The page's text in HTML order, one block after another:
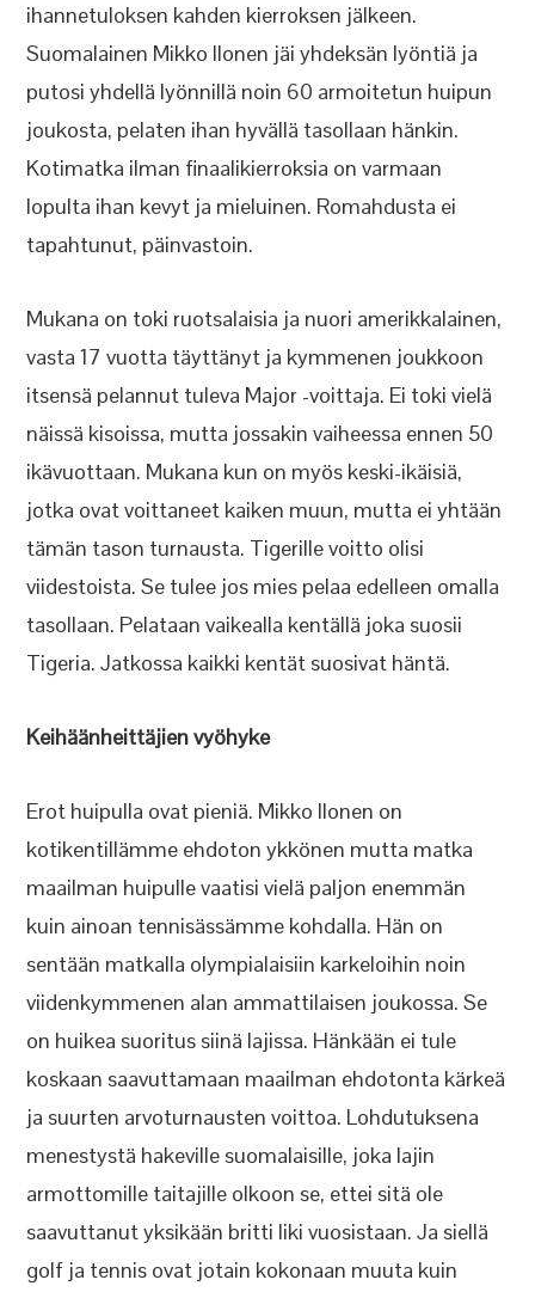
ihannetuloksen kahden kierroksen jälkeen.
Suomalainen Mikko Ilonen jäi yhdeksän lyöntiä ja
putosi yhdellä lyönnillä noin 60 armoitetun huipun
joukosta, pelaten ihan hyvällä tasollaan hänkin.
Kotimatka ilman finaalikierroksia on varmaan
lopulta ihan kevyt ja mieluinen. Romahdusta ei
tapahtunut, päinvastoin.
Mukana on toki ruotsalaisia ja nuori amerikkalainen,
vasta 17 vuotta täyttänyt ja kymmenen joukkoon
itsensä pelannut tuleva Major -voittaja. Ei toki vielä
näissä kisoissa, mutta jossakin vaiheessa ennen 50
ikävuottaan. Mukana kun on myös keski-ikäisiä,
jotka ovat voittaneet kaiken muun, mutta ei yhtään
tämän tason turnausta. Tigerille voitto olisi
viidestoista. Se tulee jos mies pelaa edelleen omalla
tasollaan. Pelataan vaikealla kentällä joka suosii
Tigeria. Jatkossa kaikki kentät suosivat häntä.
Keihäänheittäjien vyöhyke
Erot huipulla ovat pieniä. Mikko Ilonen on
kotikentillämme ehdoton ykkönen mutta matka
maailman huipulle vaatisi vielä paljon enemmän
kuin ainoan tennisässämme kohdalla. Hän on
sentään matkalla olympialaisiin karkeloihin noin
viidenkymmenen alan ammattilaisen joukossa. Se
on huikea suoritus siinä lajissa. Hänkään ei tule
koskaan saavuttamaan maailman ehdotonta kärkeä
ja suurten arvoturnausten voittoa. Lohdutuksena
menestystä hakeville suomalaisille, joka lajin
armottomille taitajille olkoon se, ettei sitä ole
saavuttanut yksikään britti liki vuosistaan. Ja siellä
golf ja tennis ovat jotain kokonaan muuta kuin